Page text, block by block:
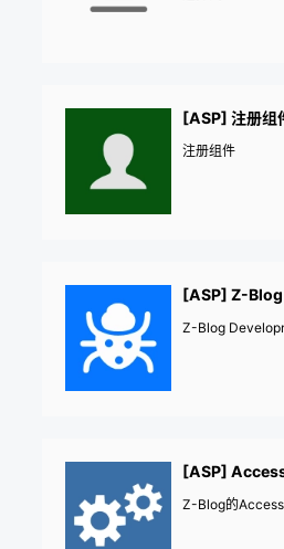
[ASP] 注册组
注册组件
[ASP] Z-
Z-Blog
[ASP]
Z-Blog的